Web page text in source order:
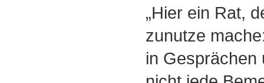
„Hier ein Rat,
zunutze
in Gesprächen